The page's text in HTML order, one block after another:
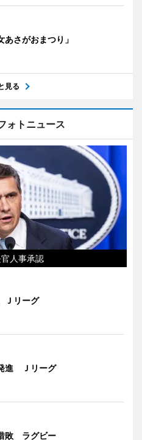
さがおまつり」
見る
ォトニュース
人事承認
Ｊリーグ
進 Ｊリーグ
敗 ラグビー